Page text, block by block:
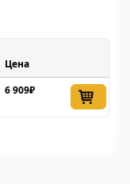
Цена
6 909₽